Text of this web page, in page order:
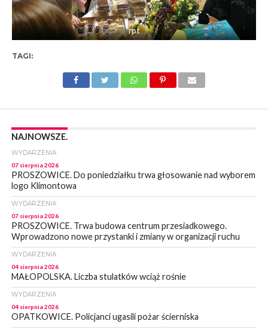
rpt
TAGI:
NAJNOWSZE.
WYDARZENIA
07 sierpnia 2026
PROSZOWICE. Do poniedziałku trwa głosowanie nad wyborem
logo Klimontowa
WYDARZENIA
07 sierpnia 2026
PROSZOWICE. Trwa budowa centrum przesiadkowego.
Wprowadzono nowe przystanki i zmiany w organizacji ruchu
WYDARZENIA
04 sierpnia 2026
MAŁOPOLSKA. Liczba stulatków wciąż rośnie
WYDARZENIA
04 sierpnia 2026
OPATKOWICE. Policjanci ugasili pożar ścierniska